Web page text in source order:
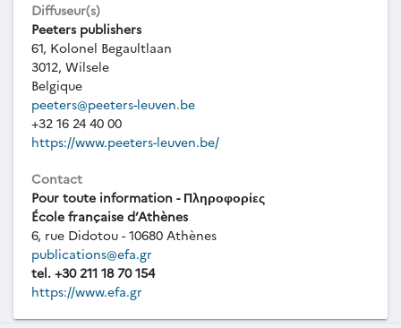
Diffuseur(s)
Peeters publishers
61, Kolonel Begaultlaan
3012, Wilsele
Belgique
peeters@peeters-leuven.be
+32 16 24 40 00
https://www.peeters-leuven.be/
Contact
Pour toute information - Πληροφορίες
École française d’Athènes
6, rue Didotou - 10680 Athènes
publications@efa.gr
tel. +30 211 18 70 154
https://www.efa.gr